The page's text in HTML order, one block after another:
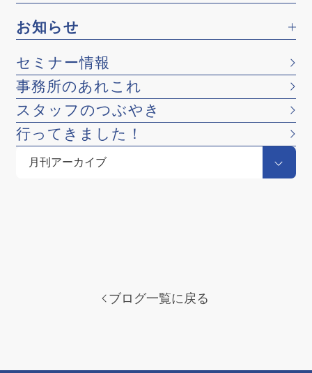
お知らせ
セミナー情報
事務所のあれこれ
スタッフのつぶやき
行ってきました！
ブログ一覧に戻る